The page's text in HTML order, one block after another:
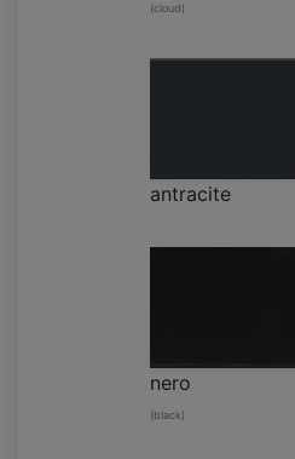
(cloud)
antracite
nero
(black)